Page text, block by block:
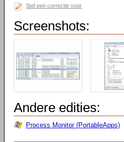
Stel een correctie voor
Screenshots:
Andere edities:
Process Monitor (PortableApps)